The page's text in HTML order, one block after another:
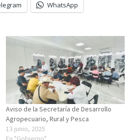
WhatsApp
Aviso de la Secretaría de Desarrollo
Agropecuario, Rural y Pesca
13 junio, 2025